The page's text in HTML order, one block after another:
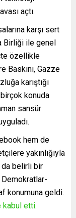
açtı.
karşı sert
Birliği ile genel
özellikle
Baskını, Gazze
karıştığı
konuda
sansür
hem de
yakınlığıyla
da belirli bir
konumuna geldi.
etti.